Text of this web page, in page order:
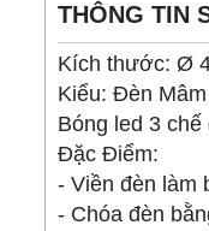
THÔNG TIN
Kích thước: Ø
Kiểu: Đèn
Bóng led 3
Đặc Điểm:
- Viền đèn làm
- Chóa đèn